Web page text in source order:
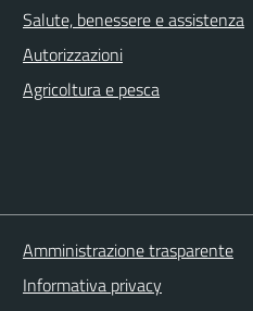
Salute, benessere e assistenza
Autorizzazioni
Agricoltura e pesca
Amministrazione trasparente
Informativa privacy